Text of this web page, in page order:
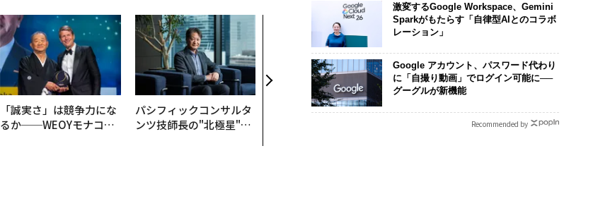
「誠実さ」は競争力にな
るか──WEOYモナコで
パシフィックコンサルタ
ンツ技師長の"北極星"。
AIが変えるのは効率では
なく顧客体験だ──Hub
Spot Japanが語る「Gr
ow Better」な組織のつ
革新は下山で生まれる─
Sに込めた「DISCOVE
R」の哲学
装」“使う”企
く”企業へ【
激変するGoogle Workspace、Gemini
Sparkがもたらす「自律型AIとのコラボ
レーション」
Google アカウント、パスワード代わり
に「自撮り動画」でログイン可能に──
グーグルが新機能
Recommended by